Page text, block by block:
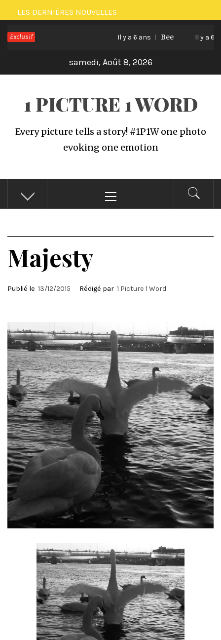
Passer
au
contenu
LES DERNIÈRES NOUVELLES
Exclusif Il y a 6 ans Bee Il y a 6 ans
samedi, Août 8, 2026
1 PICTURE 1 WORD
Every picture tells a story! #1P1W one photo
evoking one emotion
principal
Majesty
Publié le 13/12/2015 Rédigé par 1 Picture 1 Word